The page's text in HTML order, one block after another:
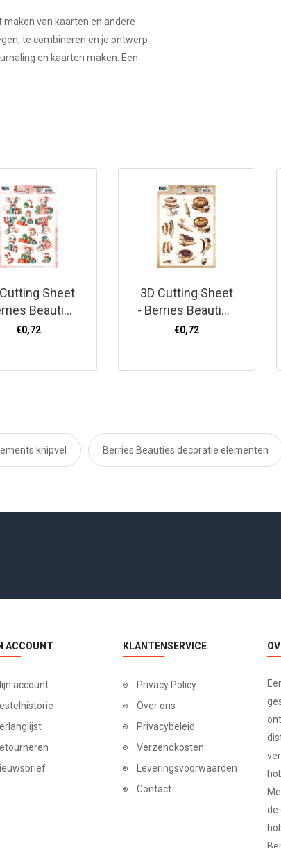
van kaarten en andere
te combineren en je ontwerp
en kaarten maken. Een
Sheet
Beauties
- A Very Furry
€0,72
3D Cutting Sheet
- Berries Beauties
- Homestead
€0,72
knipvel Berries Beauties decoratie elementen
ACCOUNT
account
KLANTENSERVICE
Privacy Policy
Over ons
Privacybeleid
Verzendkosten
Leveringsvoorwaarden
Contact
de